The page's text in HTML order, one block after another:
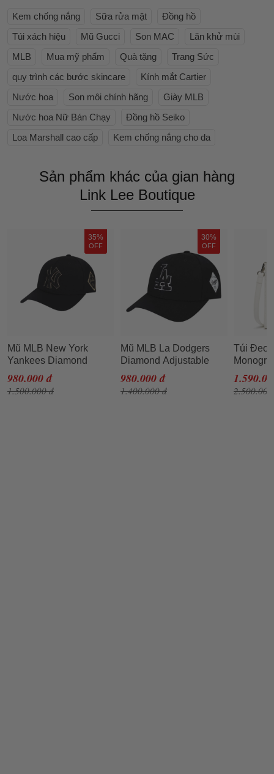
Kem chống nắng Sữa rửa mặt
Đồng hồ
Túi xách hiệu
Mũ Gucci Son MAC
Lăn khử mùi
MLB
Mua mỹ phẩm Quà tặng
Trang Sức
quy trình các bước skincare
Kính mắt Cartier
Nước hoa
Son môi chính hãng
Giày MLB
Nước hoa Nữ Bán Chạy
Đồng hồ Seiko
Loa Marshall cao cấp
Kem chống nắng cho da
Sản phẩm khác của gian hàng
Link Lee Boutique
35%
OFF
Mũ MLB New York
Yankees Diamond
Adjustable Hat In Black
980.000 đ
1.500.000 đ
30%
OFF
Mũ MLB La Dodgers
Diamond Adjustable
Cap Màu Đen
980.000 đ
1.400.000 đ
Túi Đeo
Màu